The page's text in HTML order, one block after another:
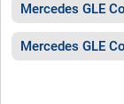
Mercedes GLE
Mercedes GLE